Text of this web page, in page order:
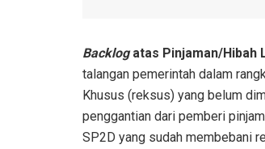
Backlogatas Pinjaman/Hibah
talangan pemerintah dalam
Khusus (reksus) yang belum
penggantian dari pemberi
SP2D yang sudah membebani